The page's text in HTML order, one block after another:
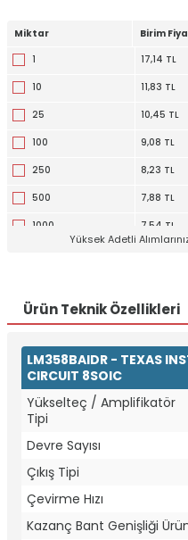
Miktar
Birim
1
17,14 TL
10 11,83 TL
25 10,45 TL
100 9,08 TL
250 8,23 TL
500 7,88 TL
1000 7,54 TL
Yüksek Adetli
Ürün Teknik Özellikleri
LM358BAIDR - TEXAS
CIRCUIT 8SOIC
Yükselteç / Amplifikatör
Tipi
Devre Sayısı
Çıkış Tipi
Çevirme Hızı
Kazanç Bant Genişliği